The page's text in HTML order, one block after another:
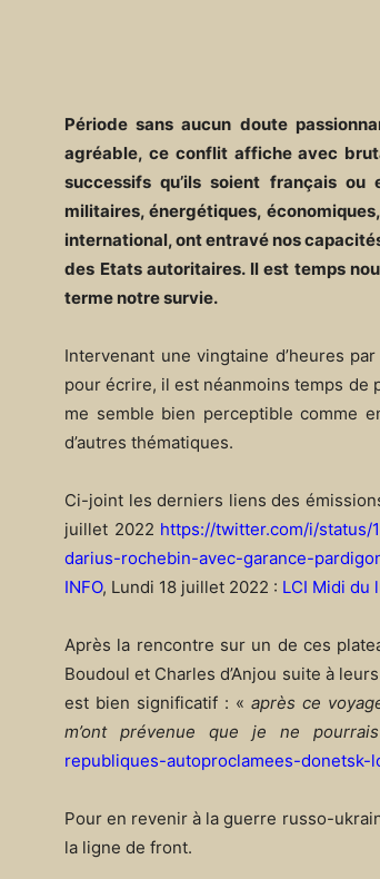
Période sans aucun doute
agréable, ce conflit affiche avec
successifs qu’ils soient français ou
militaires, énergétiques,
international, ont entravé nos
des Etats autoritaires. Il est temps
terme notre survie.
Intervenant une vingtaine d’heures
pour écrire, il est néanmoins temps de
me semble bien perceptible comme
d’autres thématiques.
Ci-joint les derniers liens des
juillet 2022 https://twitter.com/i/status/
darius-rochebin-avec-garance-
INFO, Lundi 18 juillet 2022 : LCI Midi du
Après la rencontre sur un de ces
Boudoul et Charles d’Anjou suite à
est bien significatif : « après ce
m’ont prévenue que je ne
republiques-autoproclamees-donetsk-
Pour en revenir à la guerre russo-
la ligne de front.